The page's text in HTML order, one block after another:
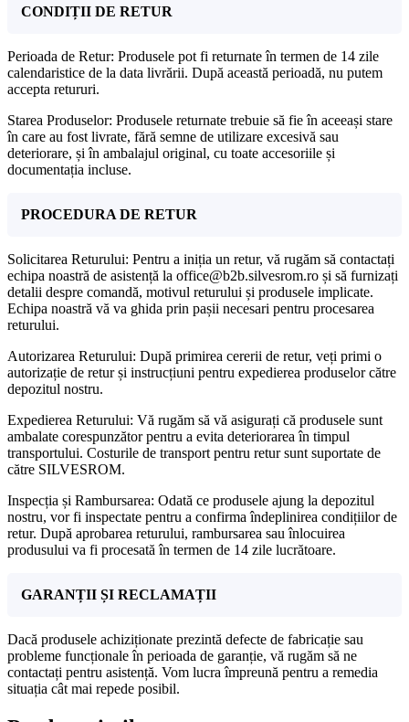
CONDIȚII DE RETUR
Perioada de Retur: Produsele pot fi returnate în termen de 14 zile
calendaristice de la data livrării. După această perioadă, nu putem
accepta retururi.
Starea Produselor: Produsele returnate trebuie să fie în aceeași stare
în care au fost livrate, fără semne de utilizare excesivă sau
deteriorare, și în ambalajul original, cu toate accesoriile și
documentația incluse.
PROCEDURA DE RETUR
Solicitarea Returului: Pentru a iniția un retur, vă rugăm să contactați
echipa noastră de asistență la office@b2b.silvesrom.ro și să furnizați
detalii despre comandă, motivul returului și produsele implicate.
Echipa noastră vă va ghida prin pașii necesari pentru procesarea
returului.
Autorizarea Returului: După primirea cererii de retur, veți primi o
autorizație de retur și instrucțiuni pentru expedierea produselor către
depozitul nostru.
Expedierea Returului: Vă rugăm să vă asigurați că produsele sunt
ambalate corespunzător pentru a evita deteriorarea în timpul
transportului. Costurile de transport pentru retur sunt suportate de
către SILVESROM.
Inspecția și Rambursarea: Odată ce produsele ajung la depozitul
nostru, vor fi inspectate pentru a confirma îndeplinirea condițiilor de
retur. După aprobarea returului, rambursarea sau înlocuirea
produsului va fi procesată în termen de 14 zile lucrătoare.
GARANȚII ȘI RECLAMAȚII
Dacă produsele achiziționate prezintă defecte de fabricație sau
probleme funcționale în perioada de garanție, vă rugăm să ne
contactați pentru asistență. Vom lucra împreună pentru a remedia
situația cât mai repede posibil.